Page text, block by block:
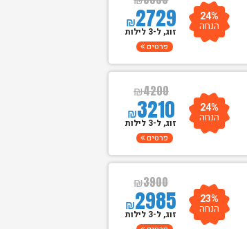
₪2729 24%
הנחה זוג, ל-3 לילות
פרטים
₪4200
₪3210 24%
הנחה זוג, ל-3 לילות
פרטים
₪3900
₪2985 23%
הנחה זוג, ל-3 לילות